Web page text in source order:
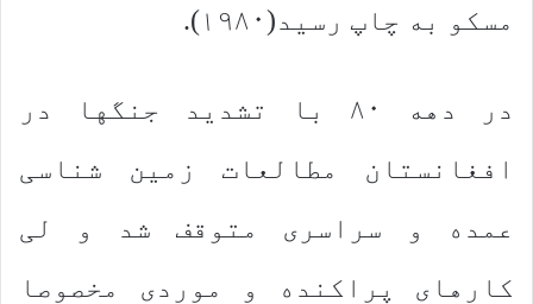
مسكو به چاپ رسید(۱۹۸۰).
در دهه ۸۰ با تشدید جنگها در
افغانستان مطالعات زمین شناسی
عمده و سراسری متوقف شد و لی
كارهای پراكنده و موردی مخصوصا